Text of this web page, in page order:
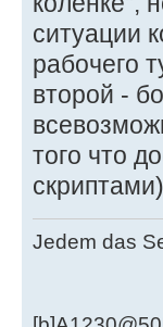
ситуации
рабочего
второй -
того что
Jedem das